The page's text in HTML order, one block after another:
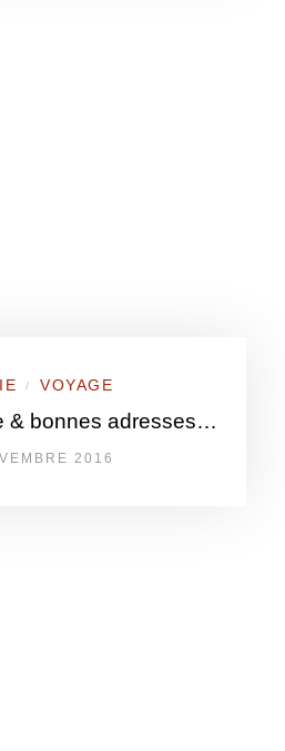
/ VOYAGE
& bonnes adresses…
2016